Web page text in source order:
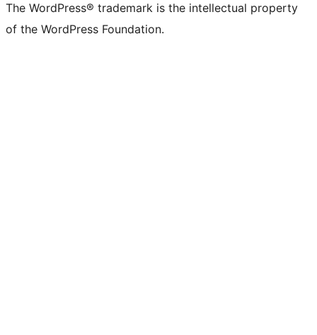
The WordPress® trademark is the intellectual property
of the WordPress Foundation.